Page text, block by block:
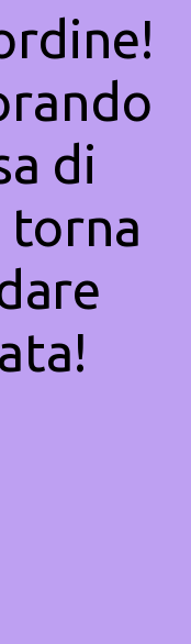
di
torna